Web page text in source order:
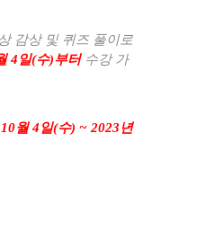
감상 및 퀴즈 풀이로
4 일(수)부터 수강 가
월 4 일(수) ~ 2023년